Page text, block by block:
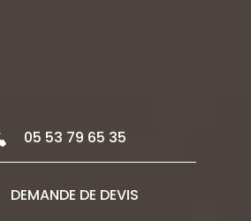
05 53 79 65 35
DEMANDE DE DEVIS